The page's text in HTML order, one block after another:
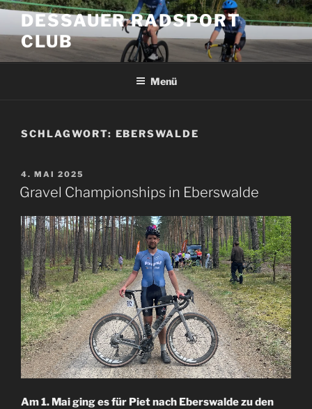
Zum
Inhalt
springen
DESSAUER RADSPORT
CLUB
Menü
SCHLAGWORT: EBERSWALDE
VERÖFFENTLICHT
AM
4. MAI 2025
Gravel Championships in Eberswalde
Am 1. Mai ging es für Piet nach Eberswalde zu den